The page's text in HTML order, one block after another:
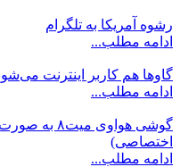
رشوه آمریکا به تلگرام
ادامه مطلب...
گاوها هم کاربر اینترنت
ادامه مطلب...
گوشی
اختصاصی)
ادامه مطلب...